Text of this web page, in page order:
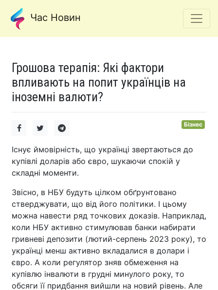
Час Новин
Грошова терапія: Які фактори
впливають на попит українців на
іноземні валюти?
Бізнес
Існує ймовірність, що українці звертаються до
купівлі доларів або євро, шукаючи спокій у
складні моменти.
Звісно, в НБУ будуть цілком обґрунтовано
стверджувати, що від його політики. І цьому
можна навести ряд точкових доказів. Наприклад,
коли НБУ активно стимулював банки набирати
гривневі депозити (лютий-серпень 2023 року), то
українці менш активно вкладалися в долари і
євро. А коли регулятор зняв обмеження на
купівлю інвалюти в грудні минулого року, то
обсяги її придбання вийшли на новий рівень. Але